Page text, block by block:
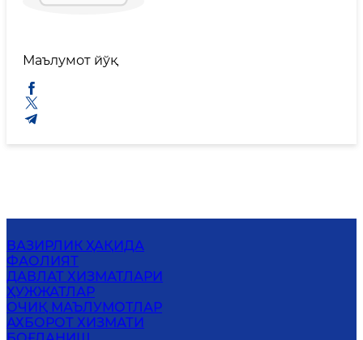
Маълумот йўқ
ВАЗИРЛИК ҲАҚИДА
ФАОЛИЯТ
ДАВЛАТ ХИЗМАТЛАРИ
ҲУЖЖАТЛАР
ОЧИҚ МАЪЛУМОТЛАР
АХБОРОТ ХИЗМАТИ